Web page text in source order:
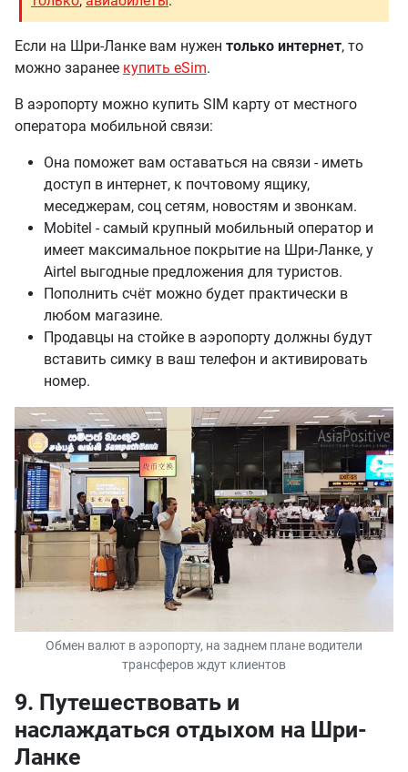
Если на Шри-Ланке вам нужен только интернет, то
можно заранее купить eSim.
В аэропорту можно купить SIM карту от местного
оператора мобильной связи:
Она поможет вам оставаться на связи - иметь
доступ в интернет, к почтовому ящику,
меседжерам, соц сетям, новостям и звонкам.
Mobitel - самый крупный мобильный оператор и
имеет максимальное покрытие на Шри-Ланке, у
Airtel выгодные предложения для туристов.
Пополнить счёт можно будет практически в
любом магазине.
Продавцы на стойке в аэропорту должны будут
вставить симку в ваш телефон и активировать
номер.
Обмен валют в аэропорту, на заднем плане водители
трансферов ждут клиентов
9. Путешествовать и
наслаждаться отдыхом на Шри-
Ланке